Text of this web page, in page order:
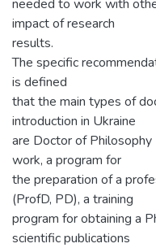
needed to work with
impact of research
results.
The specific
is defined
that the main types of
introduction in Ukraine
are Doctor of
work, a program for
the preparation of a
(ProfD, PD), a training
program for obtaining a
scientific publications